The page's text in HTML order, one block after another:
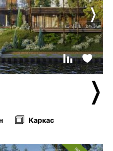
Каркас